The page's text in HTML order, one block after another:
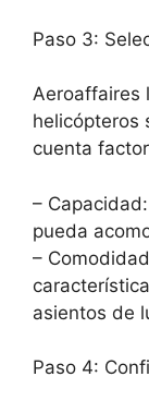
Paso 3:
Aeroaffaires
helicópteros
cuenta
–
pueda
–
asientos de
Paso 4: